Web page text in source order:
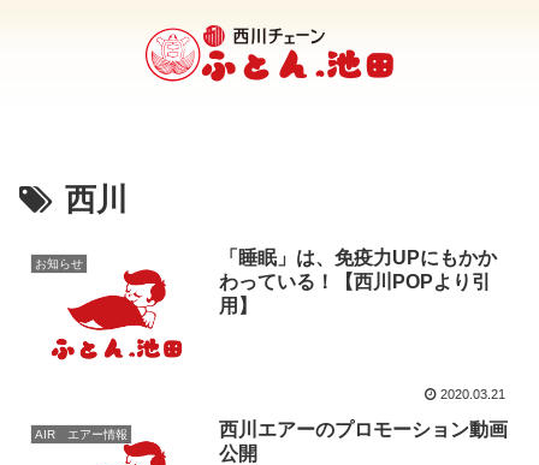
西川
お知らせ
「睡眠」は、免疫力UPにもかか
わっている！【西川POPより引
用】
2020.03.21
AIR エアー情報
西川エアーのプロモーション動画
公開